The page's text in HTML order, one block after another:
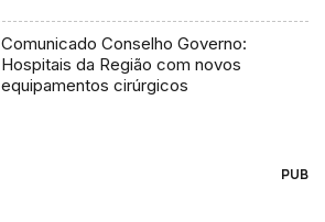
Comunicado Conselho Governo:
Hospitais da Região com novos
equipamentos cirúrgicos
PUB